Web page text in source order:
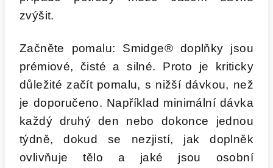
zvýšit.
Začněte pomalu: Smidge® doplňky jsou
prémiové, čisté a silné. Proto je kriticky
důležité začít pomalu, s nižší dávkou, než
je doporučeno. Například minimální dávka
každý druhý den nebo dokonce jednou
týdně, dokud se nezjistí, jak doplněk
ovlivňuje tělo a jaké jsou osobní